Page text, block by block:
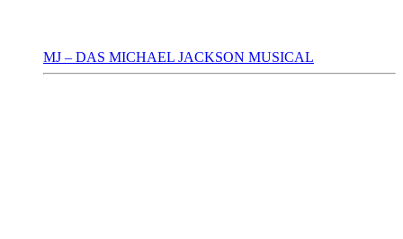
MJ – DAS MICHAEL JACKSON MUSICAL